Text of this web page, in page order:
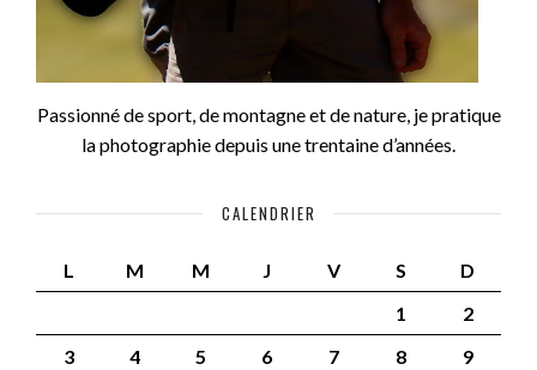
Passionné de sport, de montagne et de nature, je pratique
la photographie depuis une trentaine d’années.
CALENDRIER
L M M J V S
D
1
2
3
4 5 6 7 8
9